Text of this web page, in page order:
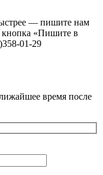
— пишите нам
«Пишите в
01-29
время после